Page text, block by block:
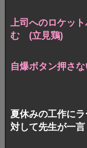
上司へのロケッ
む (立見鶏)
自爆ボタン押さ
夏休みの工作に
対して先生が一言